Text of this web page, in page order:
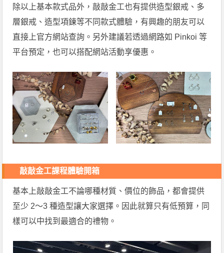
除以上基本款式品外，敲敲金工也有提供造型銀戒、多
層銀戒、造型項鍊等不同款式體驗，有興趣的朋友可以
直接上官方網站查詢。另外建議若透過網路如 Pinkoi 等
平台預定，也可以搭配網站活動享優惠。
敲敲金工課程體驗開箱
基本上敲敲金工不論哪種材質、價位的飾品，都會提供
至少 2～3 種造型讓大家選擇。因此就算只有低預算，同
樣可以中找到最適合的禮物。